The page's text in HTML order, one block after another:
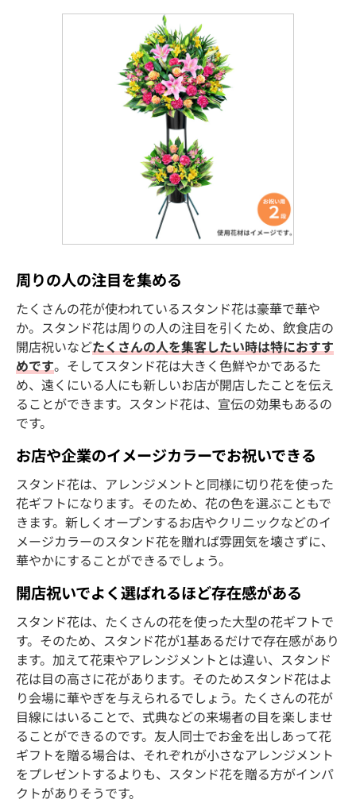
周りの人の注目を集める
たくさんの花が使われているスタンド花は豪華で華や
か。スタンド花は周りの人の注目を引くため、飲食店の
開店祝いなどたくさんの人を集客したい時は特におすす
めです。そしてスタンド花は大きく色鮮やかであるた
め、遠くにいる人にも新しいお店が開店したことを伝え
ることができます。スタンド花は、宣伝の効果もあるの
です。
お店や企業のイメージカラーでお祝いできる
スタンド花は、アレンジメントと同様に切り花を使った
花ギフトになります。そのため、花の色を選ぶこともで
きます。新しくオープンするお店やクリニックなどのイ
メージカラーのスタンド花を贈れば雰囲気を壊さずに、
華やかにすることができるでしょう。
開店祝いでよく選ばれるほど存在感がある
スタンド花は、たくさんの花を使った大型の花ギフトで
す。そのため、スタンド花が1基あるだけで存在感があり
ます。加えて花束やアレンジメントとは違い、スタンド
花は目の高さに花があります。そのためスタンド花はよ
り会場に華やぎを与えられるでしょう。たくさんの花が
目線にはいることで、式典などの来場者の目を楽しませ
ることができるのです。友人同士でお金を出しあって花
ギフトを贈る場合は、それぞれが小さなアレンジメント
をプレゼントするよりも、スタンド花を贈る方がインパ
クトがありそうです。